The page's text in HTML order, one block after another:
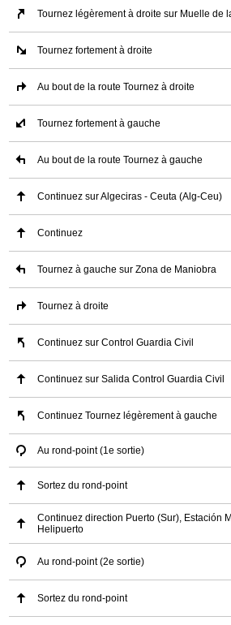
Tournez légèrement à droite sur Muelle de
Tournez fortement à droite
Au bout de la route Tournez à droite
Tournez fortement à gauche
Au bout de la route Tournez à gauche
Continuez sur Algeciras - Ceuta (Alg-Ceu)
Continuez
Tournez à gauche sur Zona de Maniobra
Tournez à droite
Continuez sur Control Guardia Civil
Continuez sur Salida Control Guardia Civil
Continuez Tournez légèrement à gauche
Au rond-point (1e sortie)
Sortez du rond-point
Continuez direction Puerto (Sur), Estación
Helipuerto
Au rond-point (2e sortie)
Sortez du rond-point